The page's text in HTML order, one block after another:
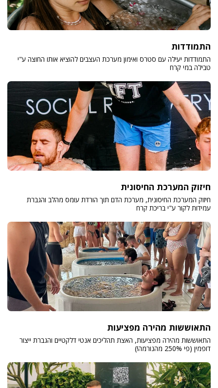
התמודדות
התמודדות יעילה עם סטרס ואימון מערכת העצבים להוציא אותו החוצה ע"י
טבילה במי קרח
חיזוק המערכת החיסונית
חיזוק המערכת החיסונית, מערכת הדם תוך הורדת עומס מהלב והגברת
עמידות לקור ע"י בריכת קרח
התאוששות מהירה מפציעות
התאוששות מהירה מפציעות, האצת תהליכים אנטי דלקטיים והגברת ייצור
דופמין (פי 250% מהנורמה!)